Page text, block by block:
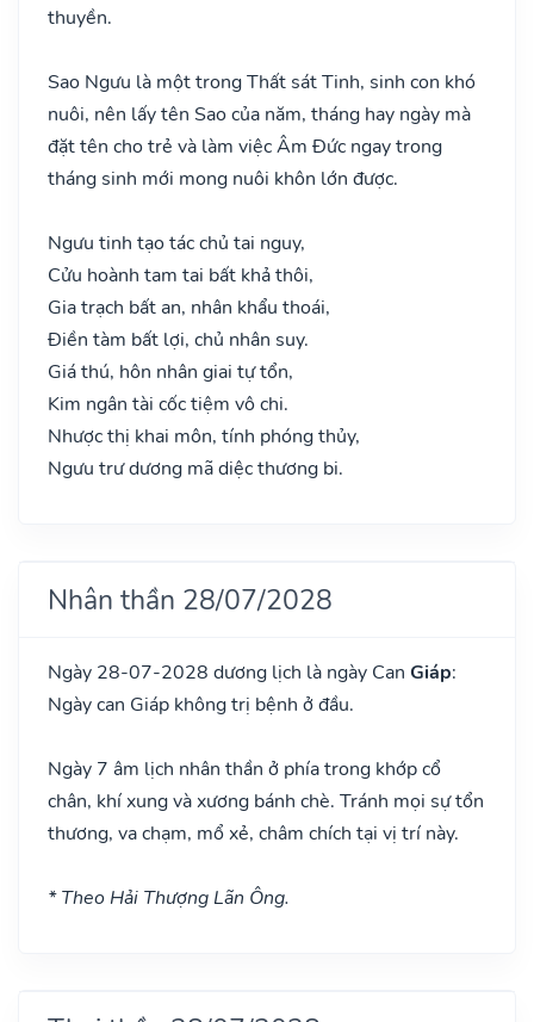
thuyền.
Sao Ngưu là một trong Thất sát Tinh, sinh con khó
nuôi, nên lấy tên Sao của năm, tháng hay ngày mà
đặt tên cho trẻ và làm việc Âm Đức ngay trong
tháng sinh mới mong nuôi khôn lớn được.
Ngưu tinh tạo tác chủ tai nguy,
Cửu hoành tam tai bất khả thôi,
Gia trạch bất an, nhân khẩu thoái,
Điền tàm bất lợi, chủ nhân suy.
Giá thú, hôn nhân giai tự tổn,
Kim ngân tài cốc tiệm vô chi.
Nhược thị khai môn, tính phóng thủy,
Ngưu trư dương mã diệc thương bi.
Nhân thần 28/07/2028
Ngày 28-07-2028 dương lịch là ngày Can Giáp:
Ngày can Giáp không trị bệnh ở đầu.
Ngày 7 âm lịch nhân thần ở phía trong khớp cổ
chân, khí xung và xương bánh chè. Tránh mọi sự tổn
thương, va chạm, mổ xẻ, châm chích tại vị trí này.
* Theo Hải Thượng Lãn Ông.